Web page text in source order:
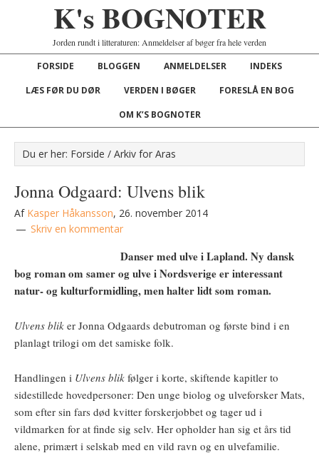
K's BOGNOTER
Jorden rundt i litteraturen: Anmeldelser af bøger fra hele verden
FORSIDE BLOGGEN ANMELDELSER
INDEKS
LÆS FØR DU DØR
VERDEN I BØGER
FORESLÅ EN BOG
OM K’S BOGNOTER
Du er her: Forside / Arkiv for Aras
Jonna Odgaard: Ulvens blik
Af Kasper Håkansson, 26. november 2014
Skriv en kommentar
Danser med ulve i Lapland. Ny dansk
bog roman om samer og ulve i Nordsverige er interessant
natur- og kulturformidling, men halter lidt som roman.
Ulvens blik er Jonna Odgaards debutroman og første bind i en
planlagt trilogi om det samiske folk.
Handlingen i Ulvens blik følger i korte, skiftende kapitler to
sidestillede hovedpersoner: Den unge biolog og ulveforsker Mats,
som efter sin fars død kvitter forskerjobbet og tager ud i
vildmarken for at finde sig selv. Her opholder han sig et års tid
alene, primært i selskab med en vild ravn og en ulvefamilie.